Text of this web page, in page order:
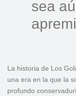
sea
La historia de Los
una era en la que la
profundo